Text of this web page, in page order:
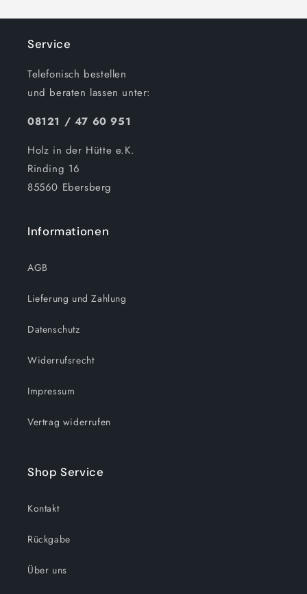
Service
Telefonisch bestellen
und beraten lassen unter:
08121 / 47 60 951
Holz in der Hütte e.K.
Rinding 16
85560 Ebersberg
Informationen
AGB
Lieferung und Zahlung
Datenschutz
Widerrufsrecht
Impressum
Vertrag widerrufen
Shop Service
Kontakt
Rückgabe
Über uns